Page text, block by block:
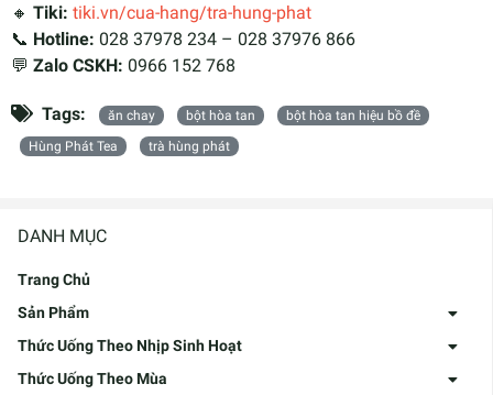
DANH MỤC
Trang Chủ
Sản Phẩm
Thức Uống Theo Nhịp Sinh Hoạt
Thức Uống Theo Mùa
🔸 Tiki: tiki.vn/cua-hang/tra-hung-phat
📞 Hotline: 028 37978 234 – 028 37976 866
💬 Zalo CSKH: 0966 152 768
Tags: ăn chay bột hòa tan
bột hòa tan hiệu bồ đề
Hùng Phát Tea
trà hùng phát